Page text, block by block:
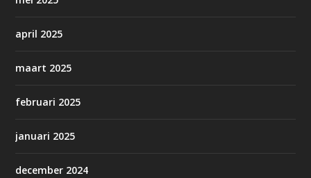
april 2025
maart 2025
februari 2025
januari 2025
december 2024